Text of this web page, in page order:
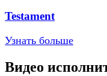
Testament
Узнать больше
Видео